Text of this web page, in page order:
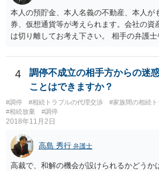
本人の預貯金、本人名義の不動産、本人が
券、仮想通貨等が考えられます。会社の資
は切り離してお考え下さい。 相手の弁護
意に開示を求め、応じなければ「調査嘱託
行等に照会をかけることになるでしょう
でいなければ市役所ないし区役所に、お子
かる戸籍一式を揃えてもちこみ、「名寄せ
分かると思います。遺産分割協議書の偽造
てしまっている場合は、住所などに当たり
すが、現代では、各々が自由に価格設定を
はお示しできません。ただし、かつて日本
報酬基準を踏まえて価格設定している弁護
4
調停不成立の相手方からの迷
ことはできますか？
#調停 #相続トラブルの代理交渉 #家族間の相続
#相続放棄
#調停
2018年11月2日
高島 秀行 弁護士
高裁で、和解の機会が設けられるかどうか